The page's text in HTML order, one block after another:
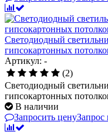
Светодиодный
гипсокартонных
Артикул: -
(2)
Светодиодный
гипсокартонных
В наличии
Запросить цену